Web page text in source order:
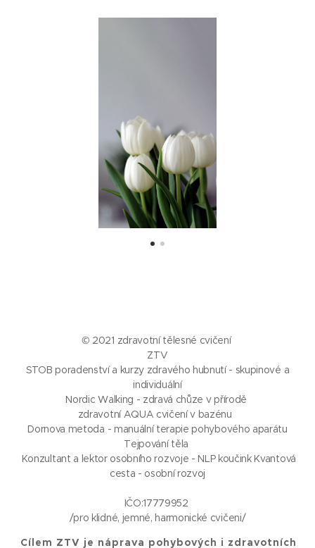
© 2021 zdravotní tělesné cvičení
ZTV
STOB poradenství a kurzy zdravého hubnutí - skupinové a
individuální
Nordic Walking - zdravá chůze v přírodě
zdravotní AQUA cvičení v bazénu
Dornova metoda - manuální terapie pohybového aparátu
Tejpování těla
Konzultant a lektor osobního rozvoje - NLP koučink Kvantová
cesta - osobní rozvoj
IČO:17779952
/pro klidné, jemné, harmonické cvičeni/
Cílem ZTV je náprava pohybových i zdravotních